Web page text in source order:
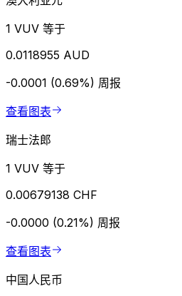
1 VUV 等于
0.0118955 AUD
-0.0001 (0.69%) 周报
查看图表
瑞士法郎
1 VUV 等于
0.00679138 CHF
-0.0000 (0.21%) 周报
查看图表
中国人民币